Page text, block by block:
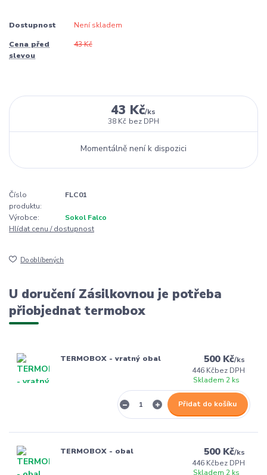
Dostupnost Není skladem
Cena před
slevou
43 Kč
43 Kč/ks
38 Kč bez DPH
Momentálně není k dispozici
Číslo
produktu:
FLC01
Výrobce:
Sokol Falco
Hlídat cenu / dostupnost
Do oblíbených
U doručení Zásilkovnou je potřeba
přiobjednat termobox
TERMOBOX - vratný obal 500 Kč/ks
446 Kčbez DPH
Skladem 2 ks
Přidat do košíku
TERMOBOX - obal 500 Kč/ks
446 Kčbez DPH
Skladem 2 ks